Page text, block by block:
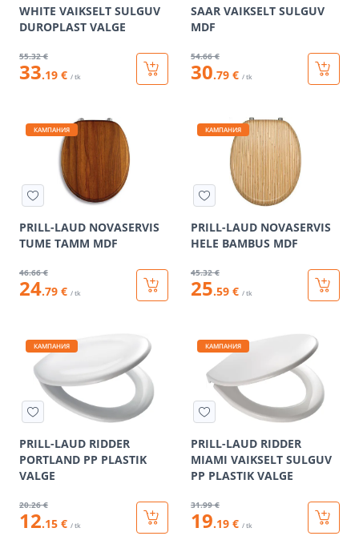
WHITE VAIKSELT SULGUV
DUROPLAST VALGE
55.32 €
33.19 € / tk
SAAR VAIKSELT SULGUV
MDF
54.66 €
30.79 € / tk
КАМПАНИЯ
PRILL-LAUD NOVASERVIS
TUME TAMM MDF
46.66 €
24.79 € / tk
КАМПАНИЯ
PRILL-LAUD NOVASERVIS
HELE BAMBUS MDF
45.32 €
25.59 € / tk
КАМПАНИЯ
PRILL-LAUD RIDDER
PORTLAND PP PLASTIK
VALGE
20.26 €
12.15 € / tk
КАМПАНИЯ
PRILL-LAUD RIDDER
MIAMI VAIKSELT SULGUV
PP PLASTIK VALGE
31.99 €
19.19 € / tk